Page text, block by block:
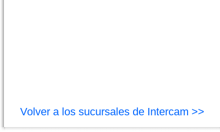
Volver a los sucursales de Intercam >>